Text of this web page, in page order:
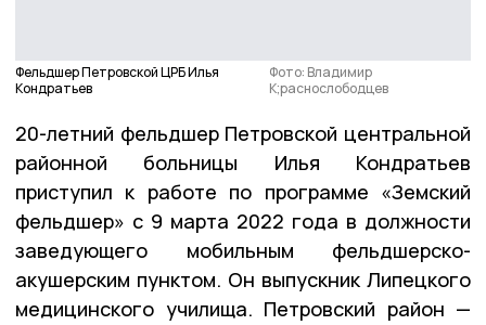
Фельдшер Петровской ЦРБ Илья
Кондратьев
Фото: Владимир
К;раснослободцев
20-летний фельдшер Петровской центральной
районной больницы Илья Кондратьев
приступил к работе по программе «Земский
фельдшер» с 9 марта 2022 года в должности
заведующего мобильным фельдшерско-
акушерским пунктом. Он выпускник Липецкого
медицинского училища. Петровский район —